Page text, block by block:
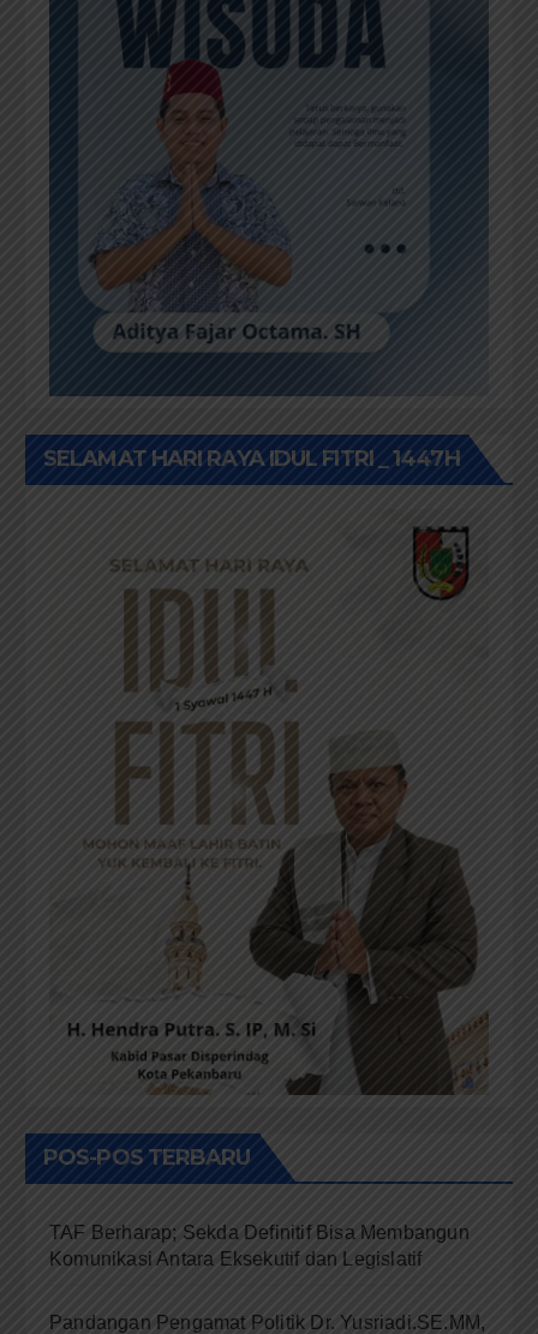
SELAMAT HARI RAYA IDUL FITRI _ 1447H
POS-POS TERBARU
TAF Berharap; Sekda Definitif Bisa Membangun
Komunikasi Antara Eksekutif dan Legislatif
Pandangan Pengamat Politik Dr. Yusriadi.SE.MM,